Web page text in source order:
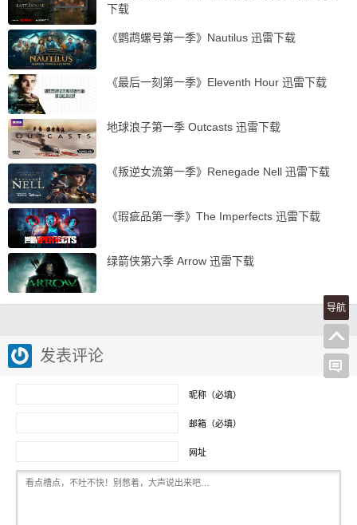
下载
《鹦鹉螺号第一季》Nautilus 迅雷下载
《最后一刻第一季》Eleventh Hour 迅雷下载
地球浪子第一季 Outcasts 迅雷下载
《叛逆女流第一季》Renegade Nell 迅雷下载
《瑕疵品第一季》The Imperfects 迅雷下载
绿箭侠第六季 Arrow 迅雷下载
发表评论
昵称（必填）
邮箱（必填）
网址
导航